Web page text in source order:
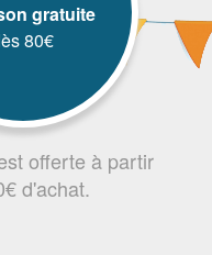
gratuite
80€
offerte à partir
d'achat.